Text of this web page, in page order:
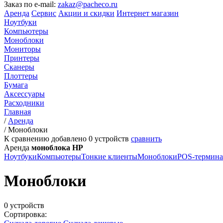
Заказ по e-mail: zakaz@pacheco.ru
Аренда Сервис Акции и скидки Интернет магазин
Ноутбуки
Компьютеры
Моноблоки
Мониторы
Принтеры
Сканеры
Плоттеры
Бумага
Аксессуары
Расходники
Главная
/ Аренда
/Моноблоки
К сравнению добавлено 0 устройств сравнить
Аренда моноблока HP
НоутбукиКомпьютерыТонкие клиентыМоноблокиPOS-
Моноблоки
0 устройств
Сортировка: